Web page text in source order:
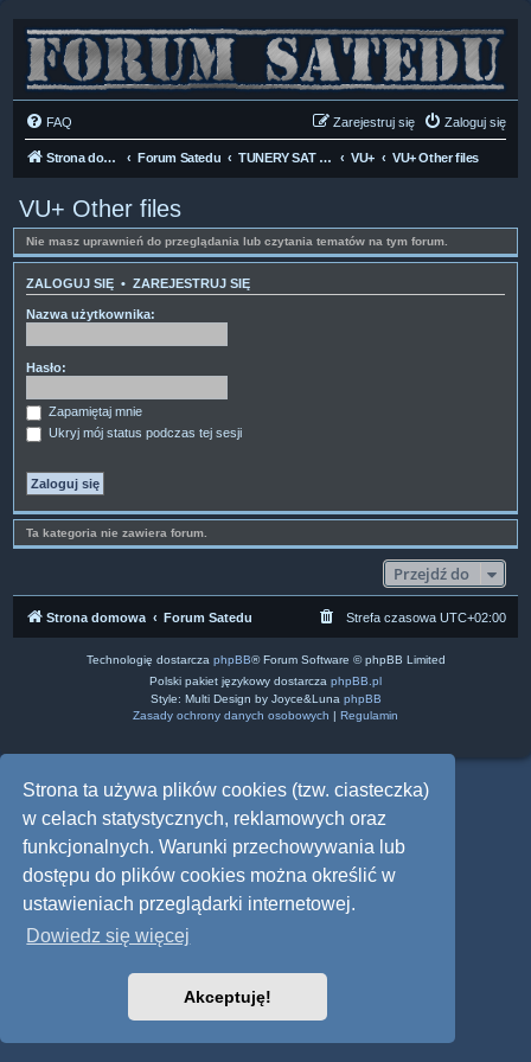
Strona ta używa plików cookies (tzw. ciasteczka)
w celach statystycznych, reklamowych oraz
funkcjonalnych. Warunki przechowywania lub
dostępu do plików cookies można określić w
ustawieniach przeglądarki internetowej.
Dowiedz się więcej
Akceptuję!
FAQ Zaloguj się
Zarejestruj się
Strona domowa Forum Satedu TUNERY SAT HD-LINUX VU+ VU+ Other files
VU+ Other files
Nie masz uprawnień do przeglądania lub czytania tematów na tym forum.
ZALOGUJ SIĘ • ZAREJESTRUJ SIĘ
Nazwa użytkownika:
Hasło:
Zapamiętaj mnie
Ukryj mój status podczas tej sesji
Ta kategoria nie zawiera forum.
Przejdź do
Strona domowa Forum Satedu Strefa czasowa UTC+02:00
Technologię dostarcza phpBB® Forum Software © phpBB Limited
Polski pakiet językowy dostarcza phpBB.pl
Style: Multi Design by Joyce&Luna phpBB
Zasady ochrony danych osobowych | Regulamin